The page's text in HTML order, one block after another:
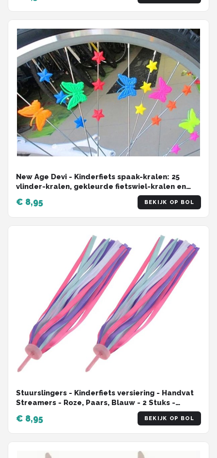
New Age Devi - Kinderfiets spaak-kralen: 25
vlinder-kralen, gekleurde fietswiel-kralen en
€ 8,95 BEKIJK OP BOL
Stuurslingers - Kinderfiets versiering - Handvat
Streamers - Roze, Paars, Blauw - 2 Stuks -
€ 8,95 BEKIJK OP BOL